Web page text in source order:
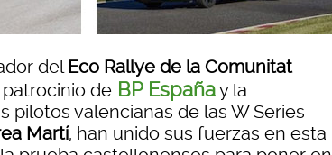
delEco Rallye de la Comunitat
de BP Españay la
pilotos valencianas de las W Series
Martí, han unido sus fuerzas en esta